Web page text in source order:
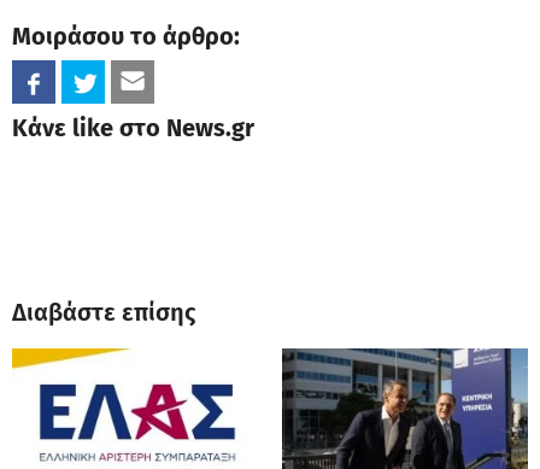
Μοιράσου το άρθρο:
Κάνε like στο News.gr
Διαβάστε επίσης